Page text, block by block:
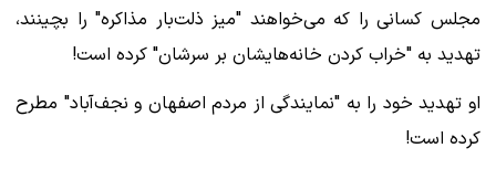
مجلس کسانی را که می‌خواهند "میز ذلت‌بار مذاکره" را بچینند،
تهدید به "خراب کردن خانه‌هایشان بر سرشان" کرده است!
او تهدید خود را به "نمایندگی از مردم اصفهان و نجف‌آباد‌‌" مطرح
کرده است!